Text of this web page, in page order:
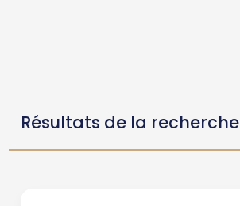
Résultats de la recherche